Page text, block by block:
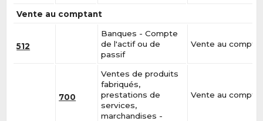
Vente au comptant
512
Banques - Compte
de l'actif ou de
passif
Vente au
700
Ventes de produits
fabriqués,
prestations de
services,
marchandises -
Vente au